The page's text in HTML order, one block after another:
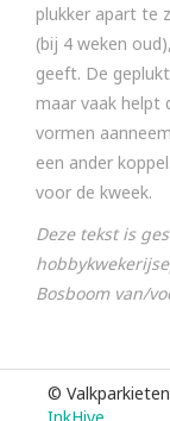
plukker apart te
(bij 4 weken
geeft. De
maar vaak helpt
vormen
een ander
voor de kweek.
Deze tekst is
Bosboom van/
©